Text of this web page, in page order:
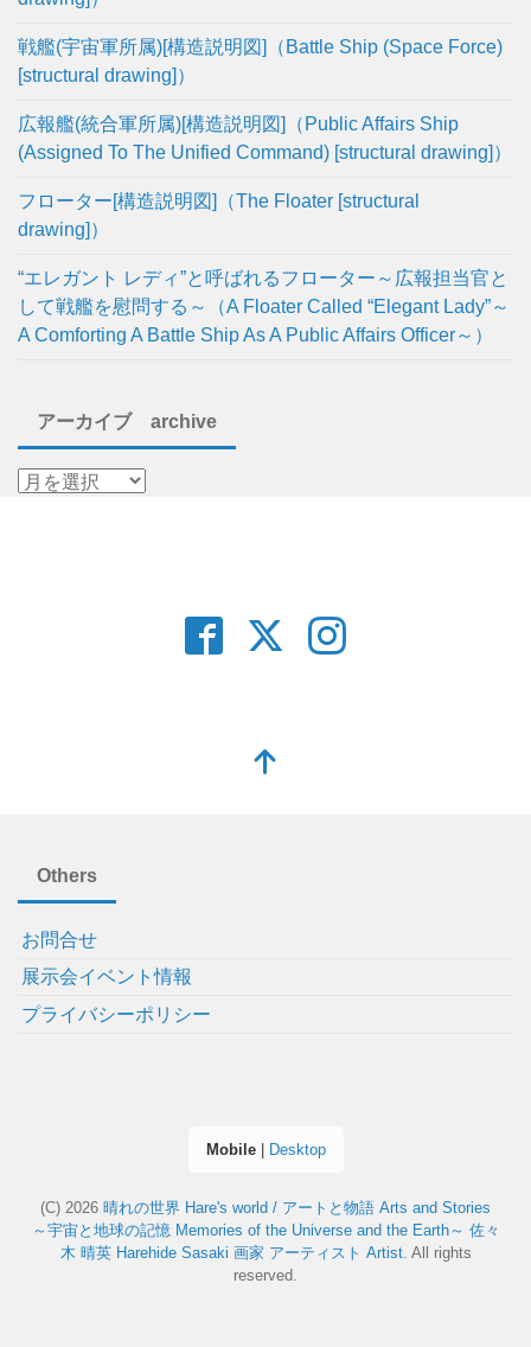
戦艦(宇宙軍所属)[構造説明図]（Battle Ship (Space Force)
[structural drawing]）
広報艦(統合軍所属)[構造説明図]（Public Affairs Ship
(Assigned To The Unified Command) [structural drawing]）
フローター[構造説明図]（The Floater [structural
drawing]）
“エレガント レディ”と呼ばれるフローター～広報担当官と
して戦艦を慰問する～（A Floater Called “Elegant Lady”～
A Comforting A Battle Ship As A Public Affairs Officer～）
アーカイブ archive
Others
お問合せ
展示会イベント情報
プライバシーポリシー
Mobile| Desktop
(C) 2026 晴れの世界 Hare's world / アートと物語 Arts and Stories
～宇宙と地球の記憶 Memories of the Universe and the Earth～ 佐々
木 晴英 Harehide Sasaki 画家 アーティスト Artist. All rights
reserved.